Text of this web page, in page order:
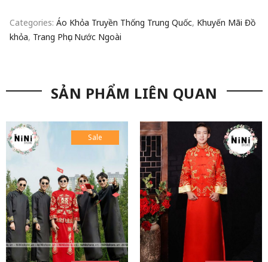
Categories: Áo Khỏa Truyền Thống Trung Quốc, Khuyến Mãi Đồ
khỏa, Trang Phục Nước Ngoài
SẢN PHẨM LIÊN QUAN
Sale